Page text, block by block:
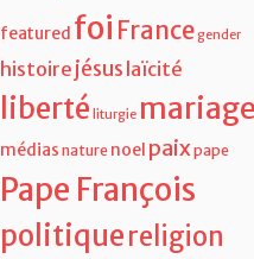
featured foi Francegender
histoire jésus laïcité
liberté liturgie
médias nature noel paixpape
Pape François
politiquereligion